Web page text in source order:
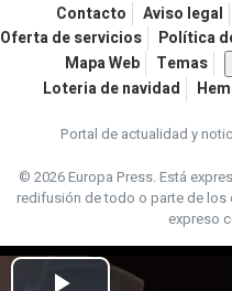
Contacto Aviso legal
Oferta de servicios
Política
Mapa Web
Temas
Loteria de navidad
Portal de actualidad y
© 2026 Europa Press.Está
redifusión de todo o parte de los
expreso